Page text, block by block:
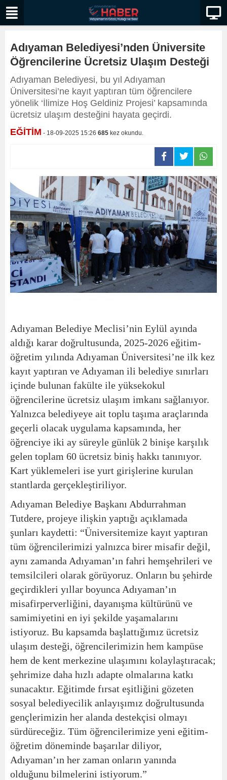
Adıyaman Belediyesi’nden Üniversite
Öğrencilerine Ücretsiz Ulaşım Desteği
Adıyaman Belediyesi, bu yıl Adıyaman
Üniversitesi’ne kayıt yaptıran tüm öğrencilere
yönelik ‘İlimize Hoş Geldiniz Projesi’ kapsamında
ücretsiz ulaşım desteğini hayata geçirdi.
EĞİTİM - 18-09-2025 15:26 685 kez okundu.
Adıyaman Belediye Meclisi’nin Eylül ayında
aldığı karar doğrultusunda, 2025-2026 eğitim-
öğretim yılında Adıyaman Üniversitesi’ne ilk kez
kayıt yaptıran ve Adıyaman ili belediye sınırları
içinde bulunan fakülte ile yüksekokul
öğrencilerine ücretsiz ulaşım imkanı sağlanıyor.
Yalnızca belediyeye ait toplu taşıma araçlarında
geçerli olacak uygulama kapsamında, her
öğrenciye iki ay süreyle günlük 2 binişe karşılık
gelen toplam 60 ücretsiz biniş hakkı tanınıyor.
Kart yüklemeleri ise yurt girişlerine kurulan
stantlarda gerçekleştiriliyor.
Adıyaman Belediye Başkanı Abdurrahman
Tutdere, projeye ilişkin yaptığı açıklamada
şunları kaydetti: “Üniversitemize kayıt yaptıran
tüm öğrencilerimizi yalnızca birer misafir değil,
aynı zamanda Adıyaman’ın fahri hemşehrileri ve
temsilcileri olarak görüyoruz. Onların bu şehirde
geçirdikleri yıllar boyunca Adıyaman’ın
misafirperverliğini, dayanışma kültürünü ve
samimiyetini en iyi şekilde yaşamalarını
istiyoruz. Bu kapsamda başlattığımız ücretsiz
ulaşım desteği, öğrencilerimizin hem kampüse
hem de kent merkezine ulaşımını kolaylaştıracak;
şehrimize daha hızlı adapte olmalarına katkı
sunacaktır. Eğitimde fırsat eşitliğini gözeten
sosyal belediyecilik anlayışımız doğrultusunda
gençlerimizin her alanda destekçisi olmayı
sürdüreceğiz. Tüm öğrencilerimize yeni eğitim-
öğretim döneminde başarılar diliyor,
Adıyaman’ın her zaman onların yanında
olduğunu bilmelerini istiyorum.”